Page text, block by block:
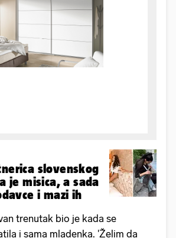
slovenskog
je misica, a sada
i mazi ih
trenutak bio je kada se
i sama mladenka. 'Želim da